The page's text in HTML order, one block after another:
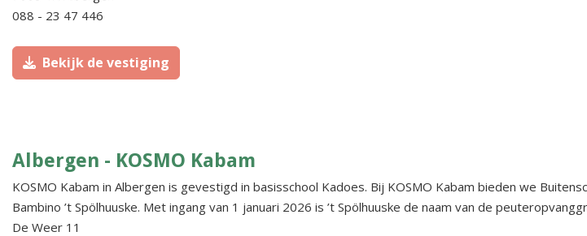
088 - 23 47 446
Bekijk de vestiging
Albergen - KOSMO Kabam
KOSMO Kabam in Albergen is gevestigd in basisschool Kadoes. Bij KOSMO Kabam bieden we
Bambino ’t Spölhuuske. Met ingang van 1 januari 2026 is ’t Spölhuuske de naam van de
De Weer 11